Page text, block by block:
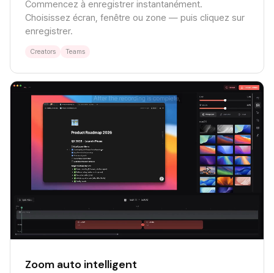
Commencez à enregistrer instantanément.
Choisissez écran, fenêtre ou zone — puis cliquez sur
enregistrer.
Creators Teams
Zoom auto intelligent